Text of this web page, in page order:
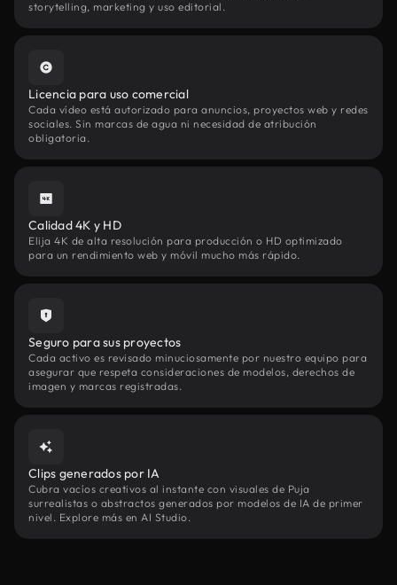
storytelling, marketing y uso editorial.
Licencia para uso comercial
Cada vídeo está autorizado para anuncios, proyectos web y redes
sociales. Sin marcas de agua ni necesidad de atribución
obligatoria.
Calidad 4K y HD
Elija 4K de alta resolución para producción o HD optimizado
para un rendimiento web y móvil mucho más rápido.
Seguro para sus proyectos
Cada activo es revisado minuciosamente por nuestro equipo para
asegurar que respeta consideraciones de modelos, derechos de
imagen y marcas registradas.
Clips generados por IA
Cubra vacíos creativos al instante con visuales de Puja
surrealistas o abstractos generados por modelos de IA de primer
nivel. Explore más en AI Studio.